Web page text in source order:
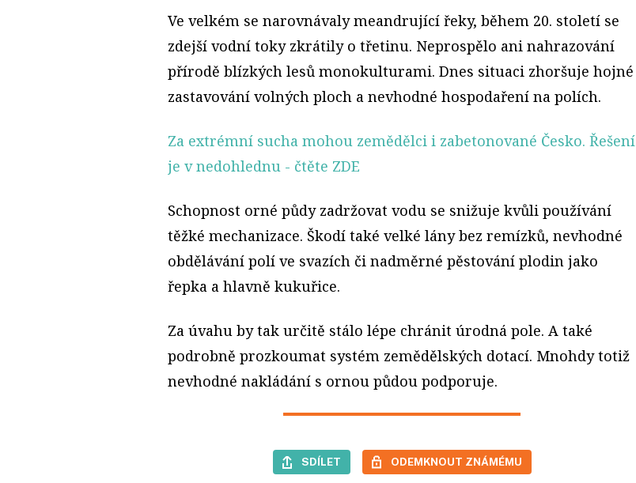
Ve velkém se narovnávaly meandrující řeky, během 20. století se
zdejší vodní toky zkrátily o třetinu. Neprospělo ani nahrazování
přírodě blízkých lesů monokulturami. Dnes situaci zhoršuje hojné
zastavování volných ploch a nevhodné hospodaření na polích.
Za extrémní sucha mohou zemědělci i zabetonované Česko. Řešení
je v nedohlednu - čtěte ZDE
Schopnost orné půdy zadržovat vodu se snižuje kvůli používání
těžké mechanizace. Škodí také velké lány bez remízků, nevhodné
obdělávání polí ve svazích či nadměrné pěstování plodin jako
řepka a hlavně kukuřice.
Za úvahu by tak určitě stálo lépe chránit úrodná pole. A také
podrobně prozkoumat systém zemědělských dotací. Mnohdy totiž
nevhodné nakládání s ornou půdou podporuje.
SDÍLET ODEMKNOUT ZNÁMÉMU